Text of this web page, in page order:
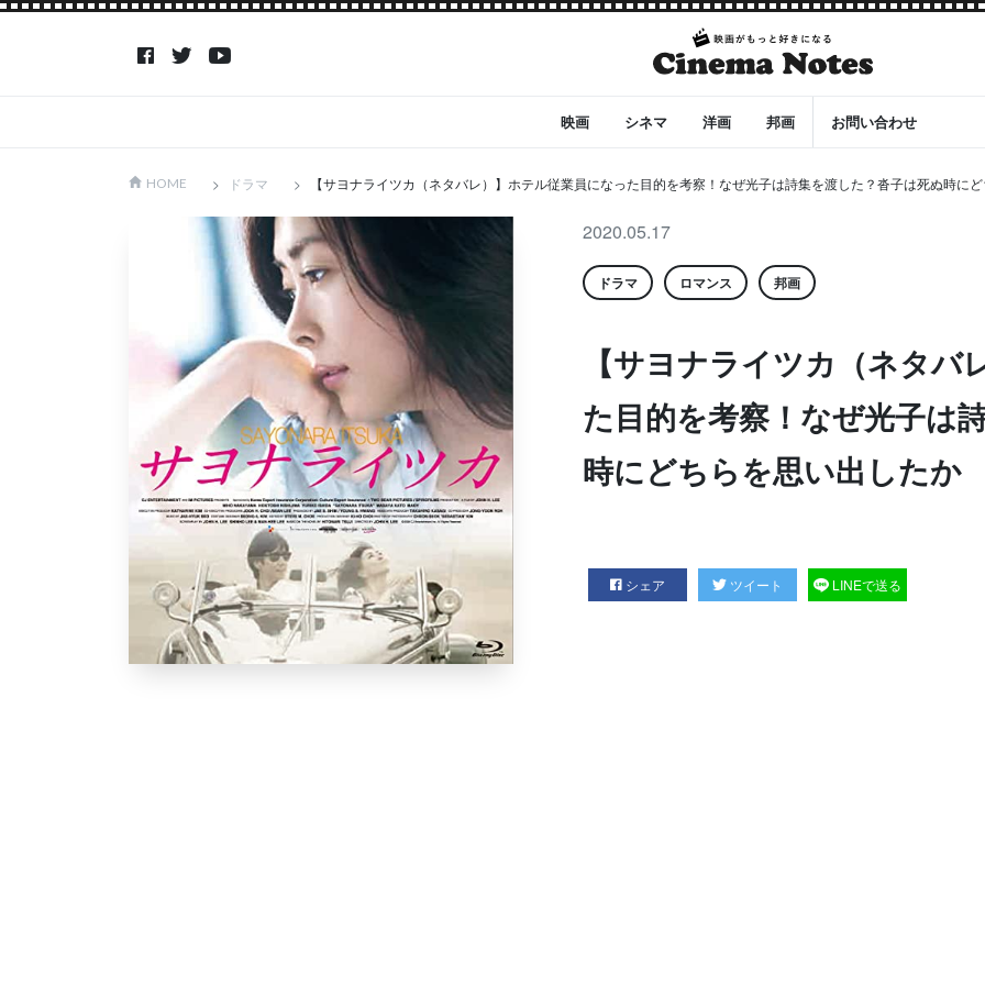
映画 シネマ 洋画 邦画 お問い合わせ
HOME ドラマ 【サヨナライツカ（ネタバレ）】ホテル従業員になった目的を考察！なぜ光子は詩集を渡した？沓子は死ぬ時に
2020.05.17
ドラマ ロマンス 邦画
【サヨナライツカ（ネタ
た目的を考察！なぜ光子は
時にどちらを思い出したか
シェア ツイート LINEで送る